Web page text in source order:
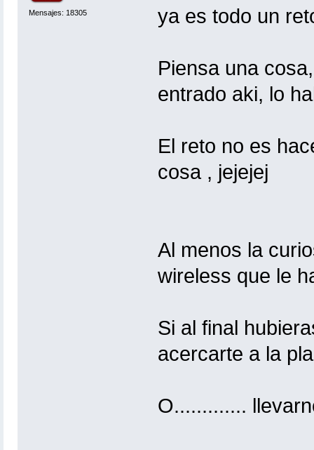
Mensajes: 18305 ya es todo un
Piensa una
entrado aki, lo
El reto no es
cosa , jejejej
Al menos la
wireless que le
Si al final
acercarte a la
O.............